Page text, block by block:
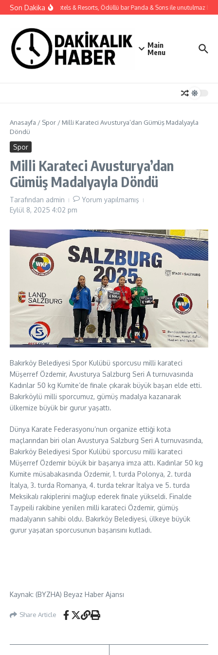
İçeriğe atla
Son DakikaGloria Hotels & Resorts, Ödüllü bar Panda & Sons ile unutulmaz bir
Main
Menu
Anasayfa / Spor / Milli Karateci Avusturya’dan Gümüş Madalyayla
Döndü
Spor
Milli Karateci Avusturya’dan
Gümüş Madalyayla Döndü
Tarafından admin
Yorum yapılmamış
Eylül 8, 2025 4:02 pm
Bakırköy Belediyesi Spor Kulübü sporcusu milli karateci
Müşerref Özdemir, Avusturya Salzburg Seri A turnuvasında
Kadınlar 50 kg Kumite’de finale çıkarak büyük başarı elde etti.
Bakırköylü milli sporcumuz, gümüş madalya kazanarak
ülkemize büyük bir gurur yaşattı.
Dünya Karate Federasyonu’nun organize ettiği kota
maçlarından biri olan Avusturya Salzburg Seri A turnuvasında,
Bakırköy Belediyesi Spor Kulübü sporcusu milli karateci
Müşerref Özdemir büyük bir başarıya imza attı. Kadınlar 50 kg
Kumite müsabakasında Özdemir, 1. turda Polonya, 2. turda
İtalya, 3. turda Romanya, 4. turda tekrar İtalya ve 5. turda
Meksikalı rakiplerini mağlup ederek finale yükseldi. Finalde
Taypeili rakibine yenilen milli karateci Özdemir, gümüş
madalyanın sahibi oldu. Bakırköy Belediyesi, ülkeye büyük
gurur yaşatan sporcusunun başarısını kutladı.
Kaynak: (BYZHA) Beyaz Haber Ajansı
Share Article